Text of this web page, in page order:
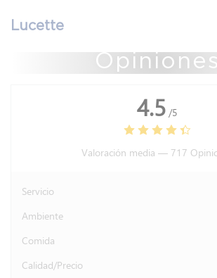
Lucette
Opiniones
4.5 /5
Valoración media — 717
Servicio
Ambiente
Comida
Calidad/Precio